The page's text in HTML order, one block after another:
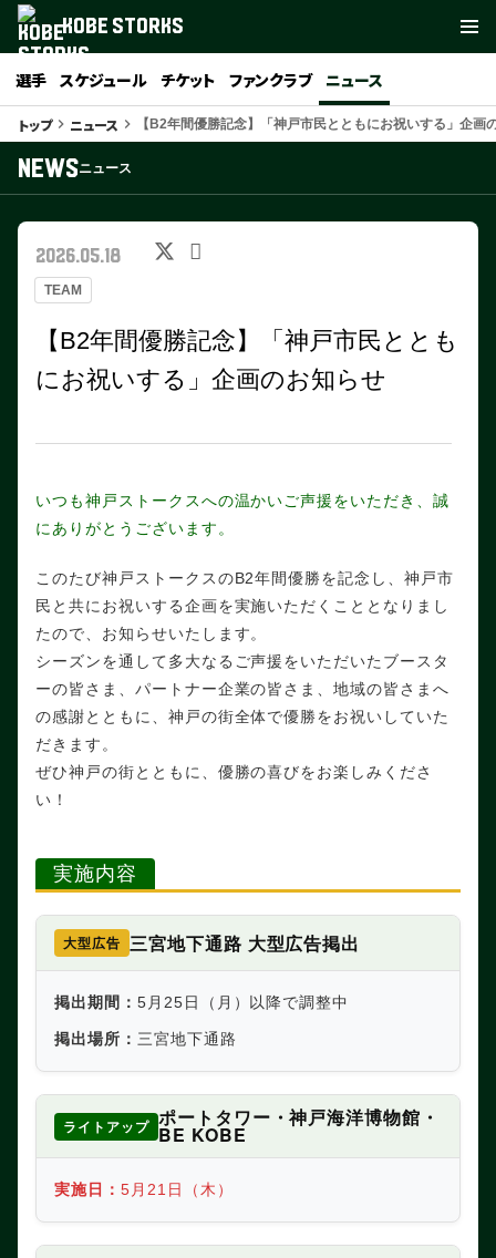
KOBE STORKS
選手 スケジュール チケット ファンクラブ ニュース
トップkeyboard_arrow_right ニュース keyboard_arrow_right 【B2年間優勝記念】「神戸市民とともにお祝いする」企画
NEWSニュース
TEAM
2026.05.18
【B2年間優勝記念】「神戸市民ととも
にお祝いする」企画のお知らせ
いつも神戸ストークスへの温かいご声援をいただき、誠
にありがとうございます。
このたび神戸ストークスのB2年間優勝を記念し、神戸市
民と共にお祝いする企画を実施いただくこととなりまし
たので、お知らせいたします。
シーズンを通して多大なるご声援をいただいたブースタ
ーの皆さま、パートナー企業の皆さま、地域の皆さまへ
の感謝とともに、神戸の街全体で優勝をお祝いしていた
だきます。
ぜひ神戸の街とともに、優勝の喜びをお楽しみくださ
い！
実施内容
大型広告 三宮地下通路 大型広告掲出
掲出期間： 5月25日（月）以降で調整中
掲出場所： 三宮地下通路
ライトアップ ポートタワー・神戸海洋博物館・
BE KOBE
実施日： 5月21日（木）